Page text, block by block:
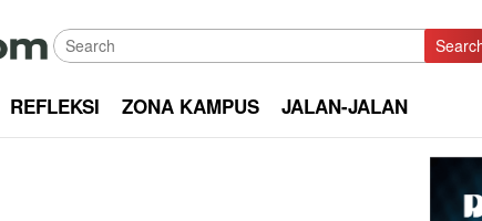
REFLEKSI ZONA KAMPUS JALAN-JALAN